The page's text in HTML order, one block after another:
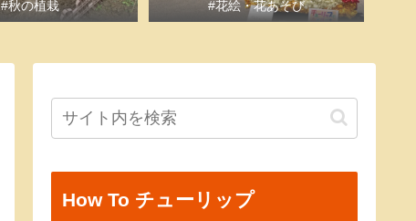
#秋の植栽 #花絵・花あそび
How To チューリップ